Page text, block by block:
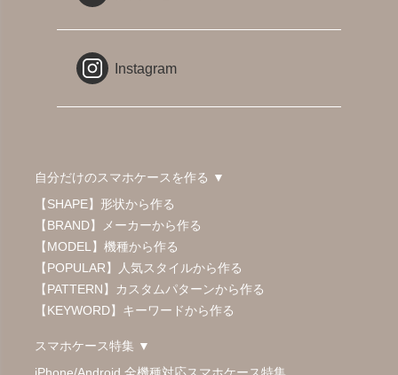
Instagram
自分だけのスマホケースを作る ▼
【SHAPE】形状から作る
【BRAND】メーカーから作る
【MODEL】機種から作る
【POPULAR】人気スタイルから作る
【PATTERN】カスタムパターンから作る
【KEYWORD】キーワードから作る
スマホケース特集 ▼